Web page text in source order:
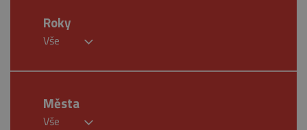
Roky
Vše
Města
Vše